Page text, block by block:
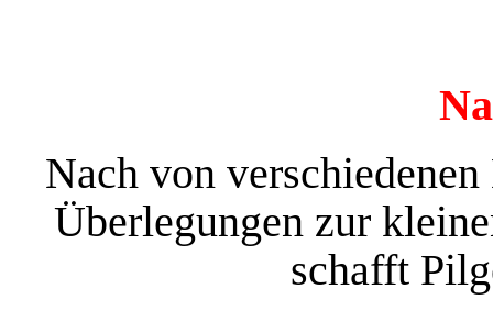
Nach von
Überlegungen zur
schafft